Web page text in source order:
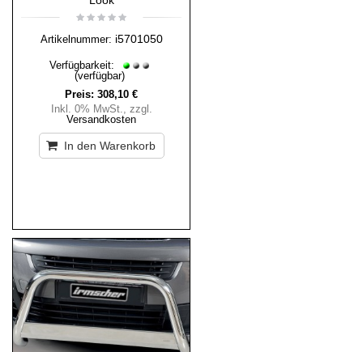
Artikelnummer: i5701050
Verfügbarkeit:
(verfügbar)
Preis: 308,10 €
Inkl. 0% MwSt., zzgl.
Versandkosten
In den Warenkorb